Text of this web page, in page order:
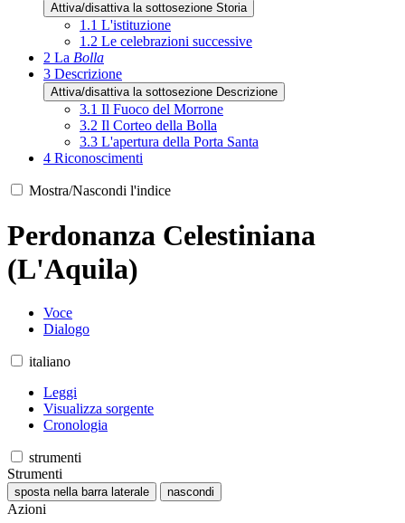
Attiva/disattiva la sottosezione Storia
1.1 L'istituzione
1.2 Le celebrazioni successive
2 La Bolla
3 Descrizione
Attiva/disattiva la sottosezione Descrizione
3.1 Il Fuoco del Morrone
3.2 Il Corteo della Bolla
3.3 L'apertura della Porta Santa
4 Riconoscimenti
Mostra/Nascondi l'indice
Perdonanza Celestiniana
(L'Aquila)
Voce
Dialogo
italiano
Leggi
Visualizza sorgente
Cronologia
strumenti
Strumenti
sposta nella barra laterale nascondi
Azioni